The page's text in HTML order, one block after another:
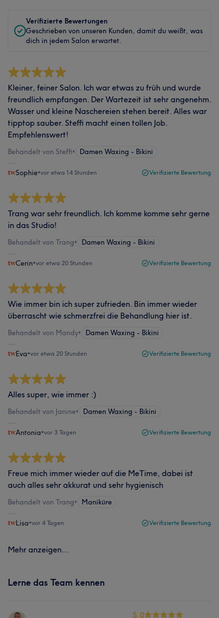
Verifizierte Bewertungen
Geschrieben von unseren Kunden, damit du weißt, was
dich in jedem Salon erwartet.
Kleiner, feiner Salon. Ich war etwas zu früh und wurde
freundlich empfangen. Der Wartezeit ist sehr angenehm.
Wasser und kleine Naschereien stehen bereit. Alles war
tipptop sauber. Steffi macht einen tollen Job.
Empfehlenswert!
Behandelt von Steffi• Damen Waxing - Bikini
Sophie•vor etwa 14 Stunden Verifizierte Bewertung
Trang war sehr freundlich. Ich komme komme sehr gerne
in das Studio!
Behandelt von Trang• Damen Waxing - Bikini
Cerin•vor etwa 20 Stunden Verifizierte Bewertung
Wie immer bin ich super zufrieden. Bin immer wieder
überrascht wie schmerzfrei die Behandlung hier ist.
Behandelt von Mandy• Damen Waxing - Bikini
Eva•vor etwa 20 Stunden Verifizierte Bewertung
Alles super, wie immer :)
Behandelt von Janine• Damen Waxing - Bikini
Antonia•vor 3 Tagen Verifizierte Bewertung
Freue mich immer wieder auf die MeTime, dabei ist
auch alles sehr akkurat und sehr hygienisch
Behandelt von Trang• Maniküre
Lisa•vor 4 Tagen Verifizierte Bewertung
Mehr anzeigen...
Lerne das Team kennen
5.0